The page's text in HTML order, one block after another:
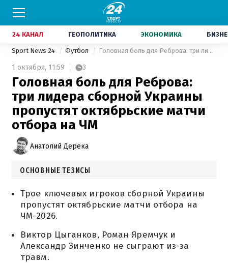
24 КАНАЛ ГЕОПОЛИТИКА ЭКОНОМИКА
Sport News 24 Футбол Головная боль для Реброва: три лидера сборной Украины пропустят октябрьские матчи отбора на ЧМ
1 октября, 11:59 3
Головная боль для Реброва:
три лидера сборной Украины
пропустят октябрьские матчи
отбора на ЧМ
Анатолий Дерека
ОСНОВНЫЕ ТЕЗИСЫ
Трое ключевых игроков сборной Украины
пропустят октябрьские матчи отбора на
ЧМ-2026.
Виктор Цыганков, Роман Яремчук и
Александр Зинченко не сыграют из-за
травм.